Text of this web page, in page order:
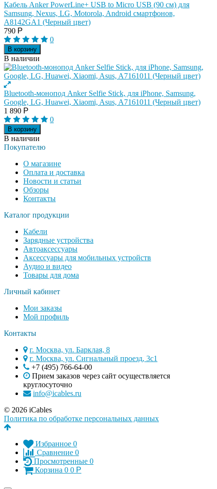
Кабель Anker PowerLine+ USB to Micro USB (90 см) для
Samsung, Nexus, LG, Motorola, Android смартфонов,
A8142GA1 (Черный цвет)
790 Р
0
В корзину
В наличии
Bluetooth-монопод Anker Selfie Stick, для iPhone, Samsung,
Google, LG, Huawei, Xiaomi, Asus, A7161011 (Черный цвет)
1 890 Р
0
В корзину
В наличии
Покупателю
О магазине
Оплата и доставка
Новости и статьи
Обзоры
Контакты
Каталог продукции
Кабели
Зарядные устройства
Автоаксессуары
Аксессуары для мобильных устройств
Аудио и видео
Товары для дома
Личный кабинет
Мои заказы
Мой профиль
Контакты
г. Москва, ул. Барклая, 8
г. Москва, ул. Сигнальный проезд, 3с1
+7 (495) 766-64-00​
Прием заказов через сайт осуществляется
круглосуточно
info@icables.ru
© 2026 iCables
Политика по обработке персональных данных
Избранное 0
Сравнение 0
Просмотренные 0
Корзина 0 0 Р